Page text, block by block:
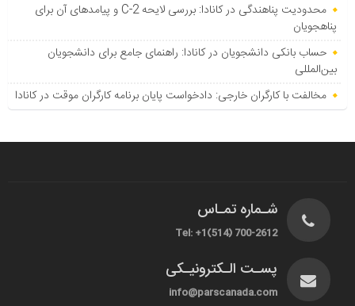
محدودیت پناهندگی در کانادا: بررسی لایحه C-2 و پیامدهای آن برای
پناهجویان
حساب بانکی دانشجویان در کانادا: راهنمای جامع برای دانشجویان
بین‌المللی
مخالفت با کارگران خارجی: دادخواست پایان برنامه کارگران موقت در کانادا
شـماره تمـاس
Tel: +1(514) 700-2612
پسـت الـکترونیـکی
info@parscanada.com